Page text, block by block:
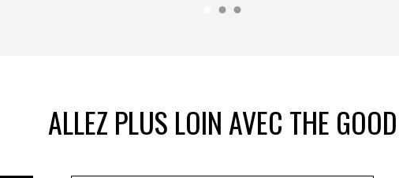
ALLEZ PLUS LOIN AVEC THE GOOD